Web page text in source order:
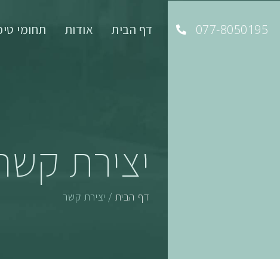
077-8050195 דף הבית אודות תחומי
יצירת
דף הבית / יצירת קשר